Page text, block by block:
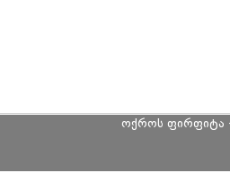
ოქროს ფირფიტა